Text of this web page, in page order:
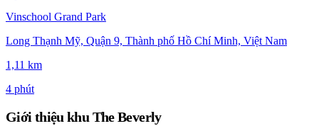
Vinschool Grand Park
Long Thạnh Mỹ, Quận 9, Thành phố Hồ Chí Minh, Việt Nam
1,11 km
4 phút
Giới thiệu khu The Beverly